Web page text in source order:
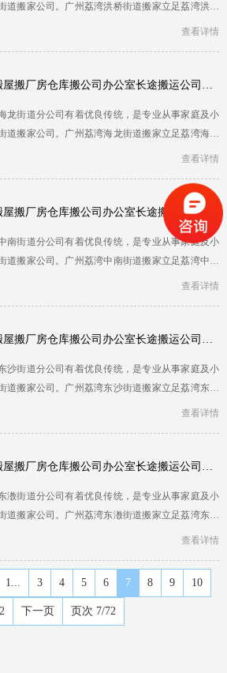
道搬家公司。广州荔湾洪桥街道搬家立足荔湾洪桥
查看详情
广州市荔湾区海龙街道搬屋搬厂房仓库搬公司办公室长途搬运公司哪家全国连锁
龙街道分公司有着优良传统，是专业从事家庭及小
道搬家公司。广州荔湾海龙街道搬家立足荔湾海龙
查看详情
广州市荔湾区中南街道搬屋搬厂房仓库搬公司办公室长途搬运公司哪家正规公司
南街道分公司有着优良传统，是专业从事家庭及小
道搬家公司。广州荔湾中南街道搬家立足荔湾中南
查看详情
广州市荔湾区东沙街道搬屋搬厂房仓库搬公司办公室长途搬运公司哪家正规公司
沙街道分公司有着优良传统，是专业从事家庭及小
道搬家公司。广州荔湾东沙街道搬家立足荔湾东沙
查看详情
广州市荔湾区东漖街道搬屋搬厂房仓库搬公司办公室长途搬运公司哪家正规公司
漖街道分公司有着优良传统，是专业从事家庭及小
道搬家公司。广州荔湾东漖街道搬家立足荔湾东漖
查看详情
1... 3 4 5 6 7 8 9 10
下一页 页次 7/72